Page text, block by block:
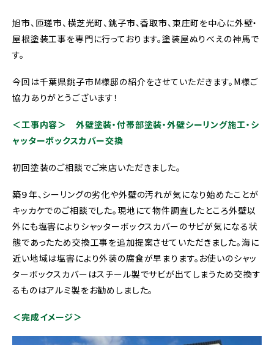
旭市、匝瑳市、横芝光町、銚子市、香取市、東庄町を中心に外壁・
屋根塗装工事を専門に行っております。塗装屋ぬりべえの神馬で
す。
今回は千葉県銚子市M様邸の紹介をさせていただきます。M様ご
協力ありがとうございます！
＜工事内容＞
外壁塗装・付帯部塗装・外壁シーリング施工・シ
ャッターボックスカバー交換
初回塗装のご相談でご来店いただきました。
築９年、シーリングの劣化や外壁の汚れが気になり始めたことが
キッカケでのご相談でした。現地にて物件調査したところ外壁以
外にも塩害によりシャッターボックスカバーのサビが気になる状
態であったため交換工事を追加提案させていただきました。海に
近い地域は塩害により外装の腐食が早まります。お使いのシャッ
ターボックスカバーはスチール製でサビが出てしまうため交換す
るものはアルミ製をお勧めしました。
＜完成イメージ＞